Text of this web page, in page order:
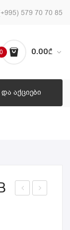
579 70 70 85
0 0.00₾
აქციები